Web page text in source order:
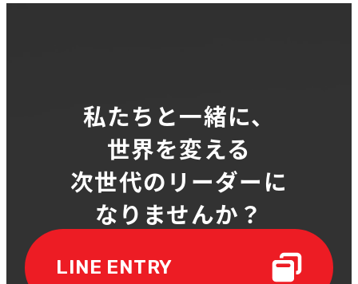
私たちと一緒に、
世界を変える
次世代のリーダーに
なりませんか？
LINE ENTRY